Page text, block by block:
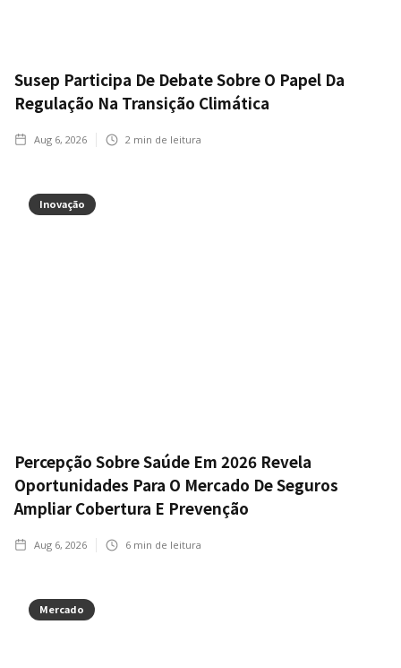
Susep Participa De Debate Sobre O Papel Da
Regulação Na Transição Climática
Aug 6, 2026 2 min de leitura
Inovação
Percepção Sobre Saúde Em 2026 Revela
Oportunidades Para O Mercado De Seguros
Ampliar Cobertura E Prevenção
Aug 6, 2026 6 min de leitura
Mercado